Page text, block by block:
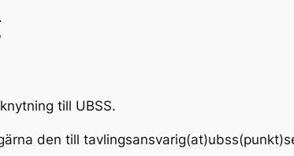
till UBSS.
den till